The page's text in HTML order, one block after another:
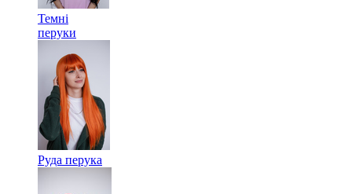
Темні
перуки
Руда перука